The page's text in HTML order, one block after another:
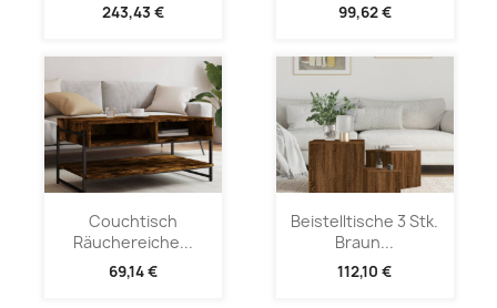
243,43 € 99,62 €
Couchtisch
Räuchereiche...
69,14 €
Beistelltische 3 Stk.
Braun...
112,10 €